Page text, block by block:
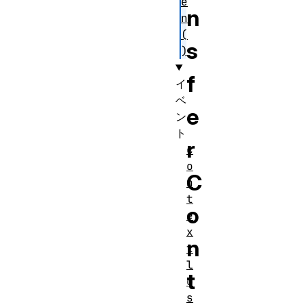
n
s
f
e
r
C
o
n
t
n
(
)
イ
ベ
ン
ト
c
o
n
t
e
x
t
l
o
s